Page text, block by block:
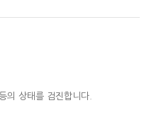
의 상태를 검진합니다.